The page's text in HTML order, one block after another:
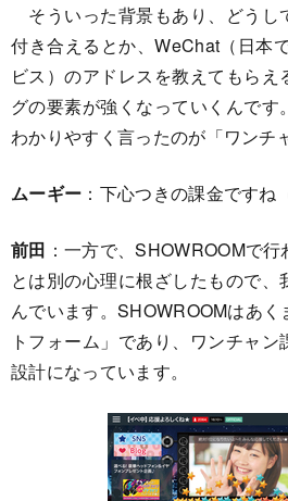
そういった背景もあり、どうし
付き合えるとか、WeChat（日本
ビス）のアドレスを教えてもら
グの要素が強くなっていくんで
わかりやすく言ったのが「ワンチ
ムーギー ：下心つきの課金ですね
前田 ：一方で、SHOWROOMで
とは別の心理に根ざしたもので
んでいます。SHOWROOMはあ
トフォーム」であり、ワンチャ
設計になっています。